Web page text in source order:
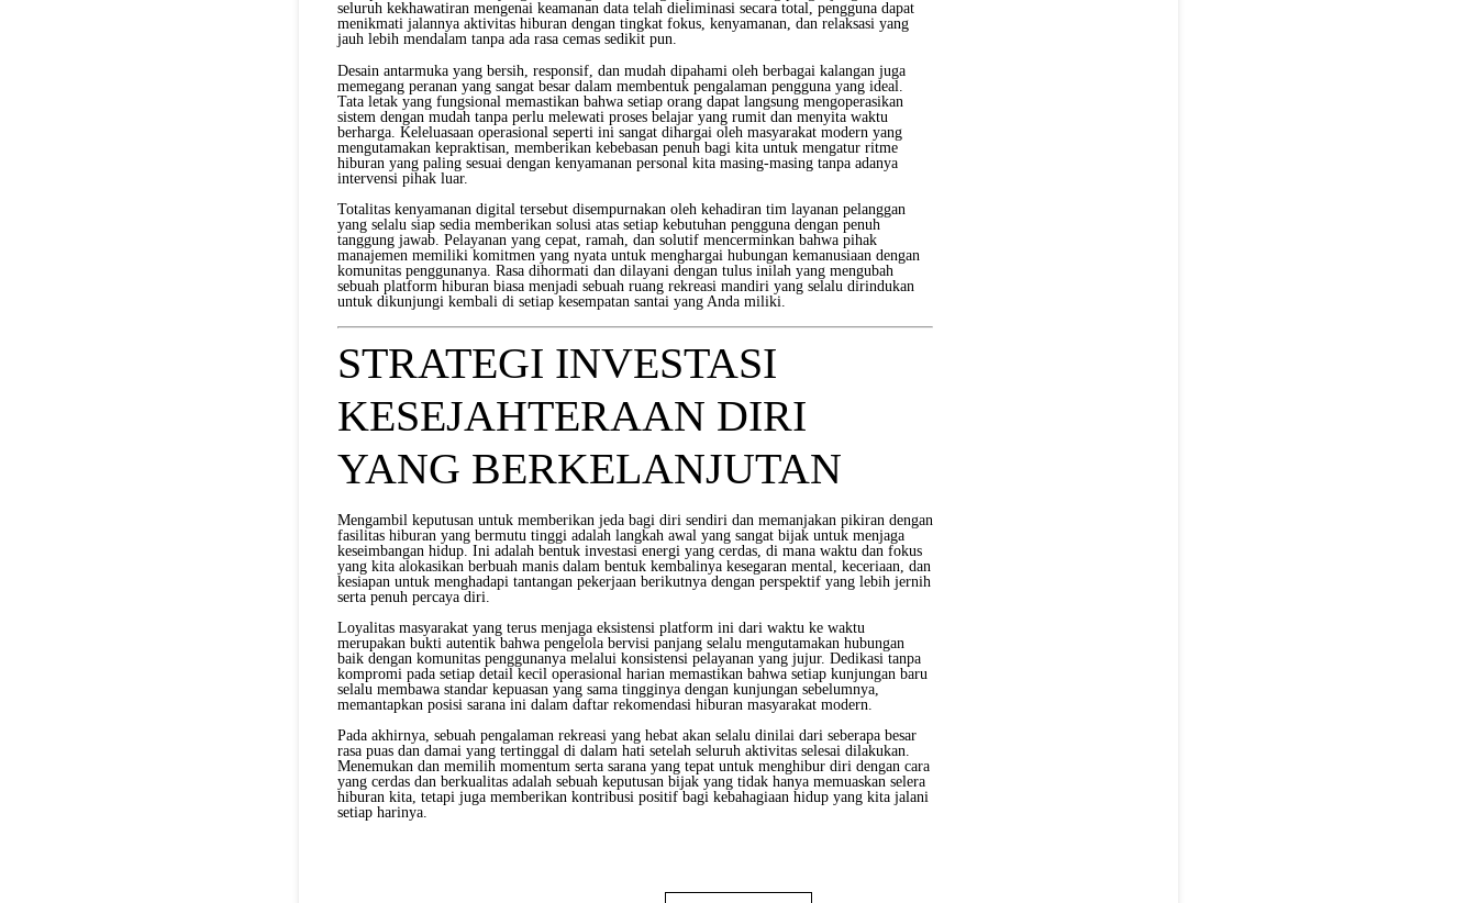
seluruh kekhawatiran mengenai keamanan data telah dieliminasi secara total, pengguna dapat
menikmati jalannya aktivitas hiburan dengan tingkat fokus, kenyamanan, dan relaksasi yang
jauh lebih mendalam tanpa ada rasa cemas sedikit pun.
Desain antarmuka yang bersih, responsif, dan mudah dipahami oleh berbagai kalangan juga
memegang peranan yang sangat besar dalam membentuk pengalaman pengguna yang ideal.
Tata letak yang fungsional memastikan bahwa setiap orang dapat langsung mengoperasikan
sistem dengan mudah tanpa perlu melewati proses belajar yang rumit dan menyita waktu
berharga. Keleluasaan operasional seperti ini sangat dihargai oleh masyarakat modern yang
mengutamakan kepraktisan, memberikan kebebasan penuh bagi kita untuk mengatur ritme
hiburan yang paling sesuai dengan kenyamanan personal kita masing-masing tanpa adanya
intervensi pihak luar.
Totalitas kenyamanan digital tersebut disempurnakan oleh kehadiran tim layanan pelanggan
yang selalu siap sedia memberikan solusi atas setiap kebutuhan pengguna dengan penuh
tanggung jawab. Pelayanan yang cepat, ramah, dan solutif mencerminkan bahwa pihak
manajemen memiliki komitmen yang nyata untuk menghargai hubungan kemanusiaan dengan
komunitas penggunanya. Rasa dihormati dan dilayani dengan tulus inilah yang mengubah
sebuah platform hiburan biasa menjadi sebuah ruang rekreasi mandiri yang selalu dirindukan
untuk dikunjungi kembali di setiap kesempatan santai yang Anda miliki.
STRATEGI INVESTASI
KESEJAHTERAAN DIRI
YANG BERKELANJUTAN
Mengambil keputusan untuk memberikan jeda bagi diri sendiri dan memanjakan pikiran dengan
fasilitas hiburan yang bermutu tinggi adalah langkah awal yang sangat bijak untuk menjaga
keseimbangan hidup. Ini adalah bentuk investasi energi yang cerdas, di mana waktu dan fokus
yang kita alokasikan berbuah manis dalam bentuk kembalinya kesegaran mental, keceriaan, dan
kesiapan untuk menghadapi tantangan pekerjaan berikutnya dengan perspektif yang lebih jernih
serta penuh percaya diri.
Loyalitas masyarakat yang terus menjaga eksistensi platform ini dari waktu ke waktu
merupakan bukti autentik bahwa pengelola bervisi panjang selalu mengutamakan hubungan
baik dengan komunitas penggunanya melalui konsistensi pelayanan yang jujur. Dedikasi tanpa
kompromi pada setiap detail kecil operasional harian memastikan bahwa setiap kunjungan baru
selalu membawa standar kepuasan yang sama tingginya dengan kunjungan sebelumnya,
memantapkan posisi sarana ini dalam daftar rekomendasi hiburan masyarakat modern.
Pada akhirnya, sebuah pengalaman rekreasi yang hebat akan selalu dinilai dari seberapa besar
rasa puas dan damai yang tertinggal di dalam hati setelah seluruh aktivitas selesai dilakukan.
Menemukan dan memilih momentum serta sarana yang tepat untuk menghibur diri dengan cara
yang cerdas dan berkualitas adalah sebuah keputusan bijak yang tidak hanya memuaskan selera
hiburan kita, tetapi juga memberikan kontribusi positif bagi kebahagiaan hidup yang kita jalani
setiap harinya.